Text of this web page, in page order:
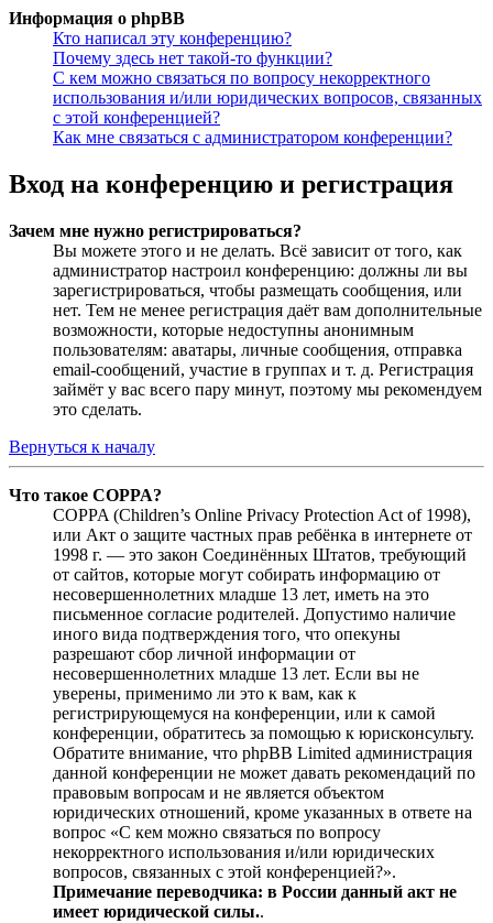
Информация о phpBB
Кто написал эту конференцию?
Почему здесь нет такой-то функции?
С кем можно связаться по вопросу некорректного
использования и/или юридических вопросов, связанных
с этой конференцией?
Как мне связаться с администратором конференции?
Вход на конференцию и регистрация
Зачем мне нужно регистрироваться?
Вы можете этого и не делать. Всё зависит от того, как
администратор настроил конференцию: должны ли вы
зарегистрироваться, чтобы размещать сообщения, или
нет. Тем не менее регистрация даёт вам дополнительные
возможности, которые недоступны анонимным
пользователям: аватары, личные сообщения, отправка
email-сообщений, участие в группах и т. д. Регистрация
займёт у вас всего пару минут, поэтому мы рекомендуем
это сделать.
Вернуться к началу
Что такое COPPA?
COPPA (Children’s Online Privacy Protection Act of 1998),
или Акт о защите частных прав ребёнка в интернете от
1998 г. — это закон Соединённых Штатов, требующий
от сайтов, которые могут собирать информацию от
несовершеннолетних младше 13 лет, иметь на это
письменное согласие родителей. Допустимо наличие
иного вида подтверждения того, что опекуны
разрешают сбор личной информации от
несовершеннолетних младше 13 лет. Если вы не
уверены, применимо ли это к вам, как к
регистрирующемуся на конференции, или к самой
конференции, обратитесь за помощью к юрисконсульту.
Обратите внимание, что phpBB Limited администрация
данной конференции не может давать рекомендаций по
правовым вопросам и не является объектом
юридических отношений, кроме указанных в ответе на
вопрос «С кем можно связаться по вопросу
некорректного использования и/или юридических
вопросов, связанных с этой конференцией?».
Примечание переводчика: в России данный акт не
имеет юридической силы..